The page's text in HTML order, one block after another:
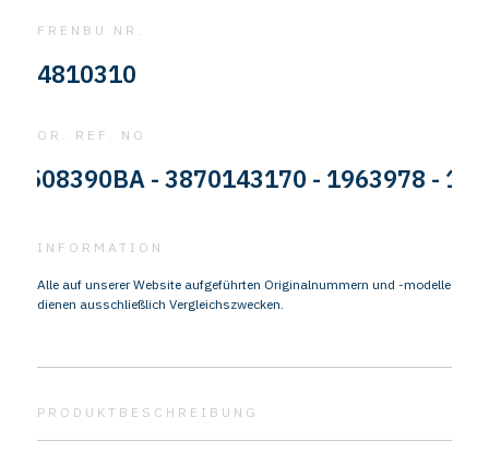
FRENBU NR.
4810310
OR. REF. NO
- 3870143170 - 1963978 -
INFORMATION
Alle auf unserer Website aufgeführten Originalnummern und -modelle
dienen ausschließlich Vergleichszwecken.
PRODUKTBESCHREIBUNG